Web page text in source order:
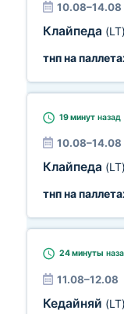
10.08–14.08
Клайпеда (LT)
тнп на
19 минут назад
10.08–14.08
Клайпеда (LT)
тнп на
24 минуты
11.08–12.08
Кедайняй (LT)